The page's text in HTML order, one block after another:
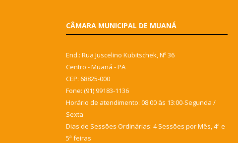
CÂMARA MUNICIPAL DE MUANÁ
End.: Rua Juscelino Kubitschek, Nº 36
Centro - Muaná - PA
CEP: 68825-000
Fone: (91) 99183-1136
Horário de atendimento: 08:00 às 13:00-Segunda /
Sexta
Dias de Sessões Ordinárias: 4 Sessões por Mês, 4ª e
5ª feiras